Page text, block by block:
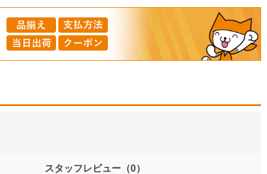
スタッフレビュー （0）